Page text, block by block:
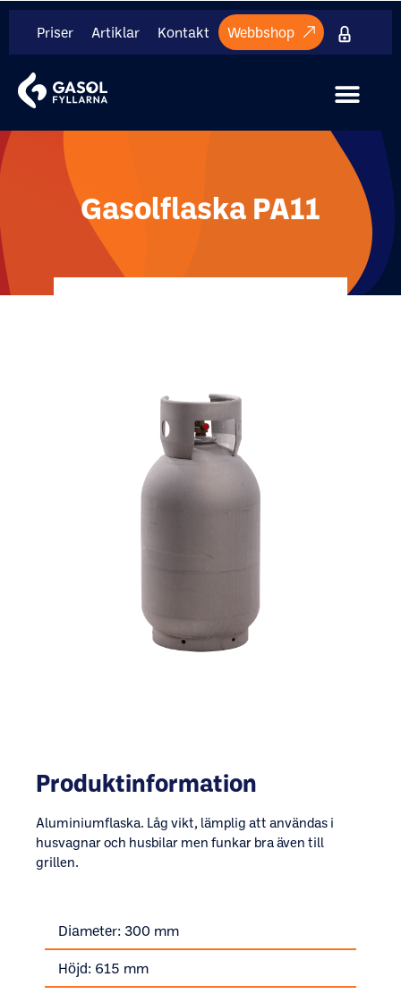
Priser Artiklar Kontakt Webbshop Internt
Gasolflaska PA11
Produktinformation
Aluminiumflaska. Låg vikt, lämplig att användas i
husvagnar och husbilar men funkar bra även till
grillen.
Diameter: 300 mm
Höjd: 615 mm